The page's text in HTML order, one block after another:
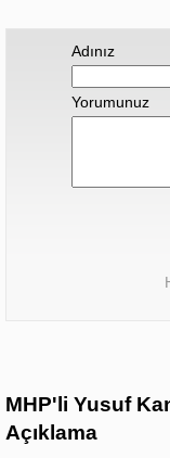
Adınız
Yorumunuz
MHP'li Yusuf
Açıklama